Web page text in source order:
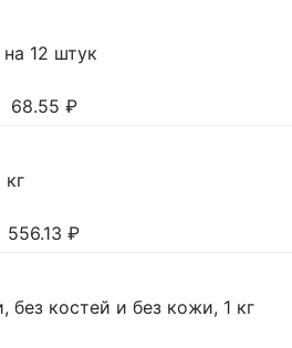
12 штук
68.55 ₽
556.13 ₽
без костей и без кожи, 1 кг